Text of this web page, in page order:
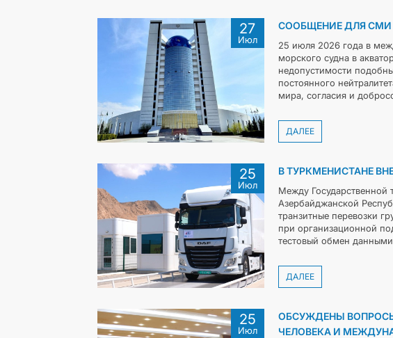
27
Июл
СООБЩЕНИЕ ДЛЯ СМИ
25 июля 2026 года в
морского судна в
недопустимости
постоянного
мира, согласия и
ДАЛЕЕ
25
Июл
В ТУРКМЕНИСТАНЕ
Между
Азербайджанской
транзитные перевозки
при организационной
тестовый обмен
ДАЛЕЕ
25
Июл
ОБСУЖДЕНЫ
ЧЕЛОВЕКА И